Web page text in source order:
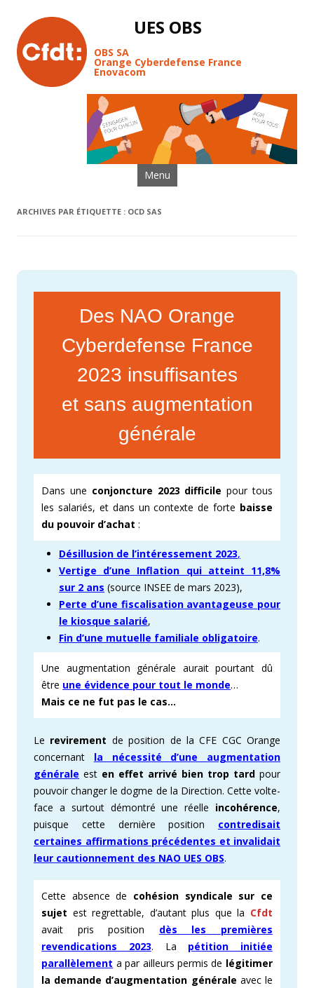
UES OBS
OBS SA
Orange Cyberdefense France
Enovacom
Menu Aller au contenu
ARCHIVES PAR ÉTIQUETTE : OCD SAS
Des NAO Orange
Cyberdefense France
2023 insuffisantes
et sans augmentation
générale
Dans une conjoncture 2023 difficile pour tous
les salariés, et dans un contexte de forte baisse
du pouvoir d’achat :
Désillusion de l’intéressement 2023,
Vertige d’une Inflation qui atteint 11,8%
sur 2 ans (source INSEE de mars 2023),
Perte d’une fiscalisation avantageuse pour
le kiosque salarié,
Fin d’une mutuelle familiale obligatoire.
Une augmentation générale aurait pourtant dû
être une évidence pour tout le monde…
Mais ce ne fut pas le cas…
Le revirement de position de la CFE CGC Orange
concernant la nécessité d’une augmentation
générale est en effet arrivé bien trop tard pour
pouvoir changer le dogme de la Direction. Cette volte-
face a surtout démontré une réelle incohérence,
puisque cette dernière position contredisait
certaines affirmations précédentes et invalidait
leur cautionnement des NAO UES OBS.
Cette absence de cohésion syndicale sur ce
sujet est regrettable, d’autant plus que la Cfdt
avait pris position dès les premières
revendications 2023. La pétition initiée
parallèlement a par ailleurs permis de légitimer
la demande d’augmentation générale avec le